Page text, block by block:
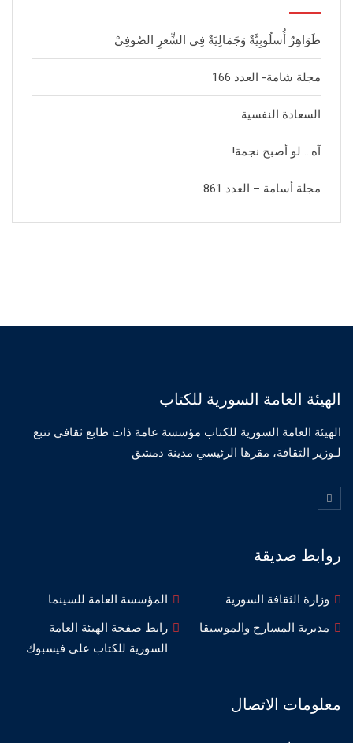
ظَوَاهِرٌ أُسلُوبِيَّةٌ وَجَمَالِيَةٌ فِي الشِّعرِ الصُوفِيْ
مجلة شامة- العدد 166
السعادة النفسية
آه… لو أصبح نجمة!
مجلة أسامة – العدد 861
الهيئة العامة السورية للكتاب
الهيئة العامة السورية للكتاب مؤسسة عامة ذات طابع ثقافي تتبع
لـوزير الثقافة، مقرها الرئيسي مدينة دمشق
روابط صديقة
وزارة الثقافة السورية
المؤسسة العامة للسينما
مديرية المسارح والموسيقا
رابط صفحة الهيئة العامة
السورية للكتاب على فيسبوك
معلومات الاتصال